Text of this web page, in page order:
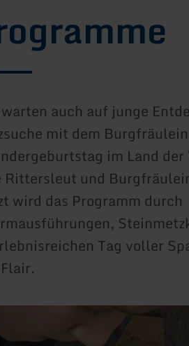
auch auf junge
mit dem
im Land der
Rittersleut und
wird das Programm durch
Tag voller